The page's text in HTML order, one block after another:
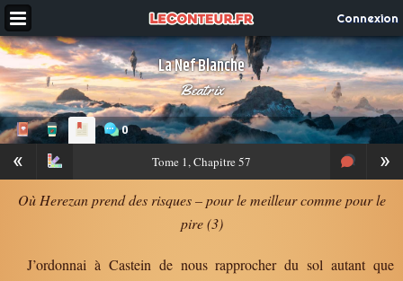
Connexion
La Nef Blanche
Beatrix
0
« »
Tome 1, Chapitre 57
Où Herezan prend des risques – pour le meilleur comme pour le
pire (3)
J’ordonnai à Castein de nous rapprocher du sol autant que